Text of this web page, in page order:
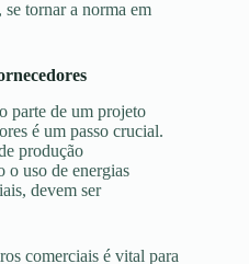
se tornar a norma em
parte de um projeto
é um passo crucial.
produção
o uso de energias
devem ser
comerciais é vital para